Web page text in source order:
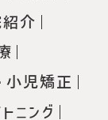
介
小児矯正
ニング